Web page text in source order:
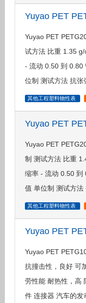
Yuyao PET
Yuyao PET
试方法 比重 1.35
- 流动 0.50 到 0.80
位制 测试方法 抗
其他工程塑料物性表
Yuyao PET
Yuyao PET
制 测试方法 比重
缩率 - 流动 0.50 到
值 单位制 测试方
其他工程塑料物性表
Yuyao PET
Yuyao PET
抗撞击性，良好 可
劳性能 耐热性，高
件 连接器 汽车的